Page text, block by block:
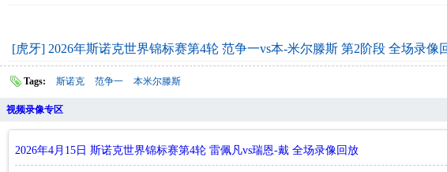
[虎牙] 2026年斯诺克世界锦标赛第4轮 范争一vs本-米尔滕斯 第2阶段 全场录像
Tags: 斯诺克 范争一 本米尔滕斯
视频录像专区
2026年4月15日 斯诺克世界锦标赛第4轮 雷佩凡vs瑞恩-戴 全场录像回放